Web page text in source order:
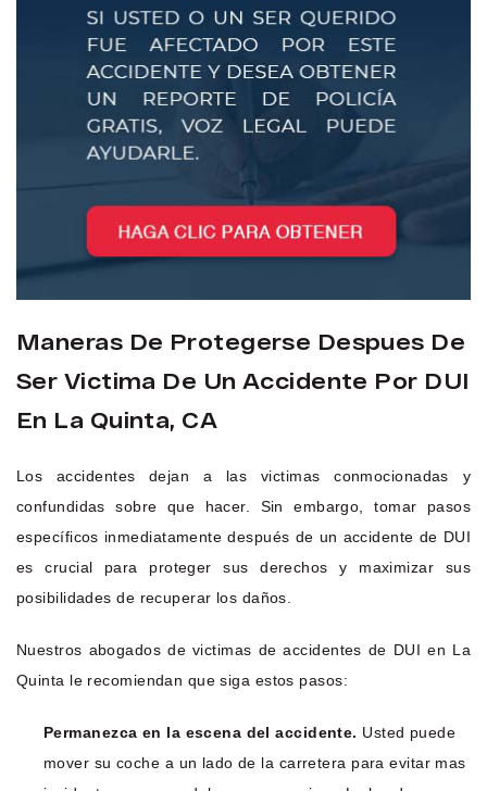
Maneras De Protegerse Despues De
Ser Victima De Un Accidente Por DUI
En La Quinta, CA
Los accidentes dejan a las victimas conmocionadas y
confundidas sobre que hacer. Sin embargo, tomar pasos
específicos inmediatamente después de un accidente de DUI
es crucial para proteger sus derechos y maximizar sus
posibilidades de recuperar los daños.
Nuestros abogados de victimas de accidentes de DUI en La
Quinta le recomiendan que siga estos pasos:
Permanezca en la escena del accidente. Usted puede
mover su coche a un lado de la carretera para evitar mas